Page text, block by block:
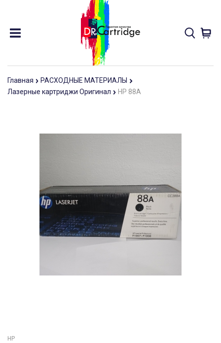
Главная
РАСХОДНЫЕ МАТЕРИАЛЫ
Лазерные картриджи Оригинал
HP 88A
HP